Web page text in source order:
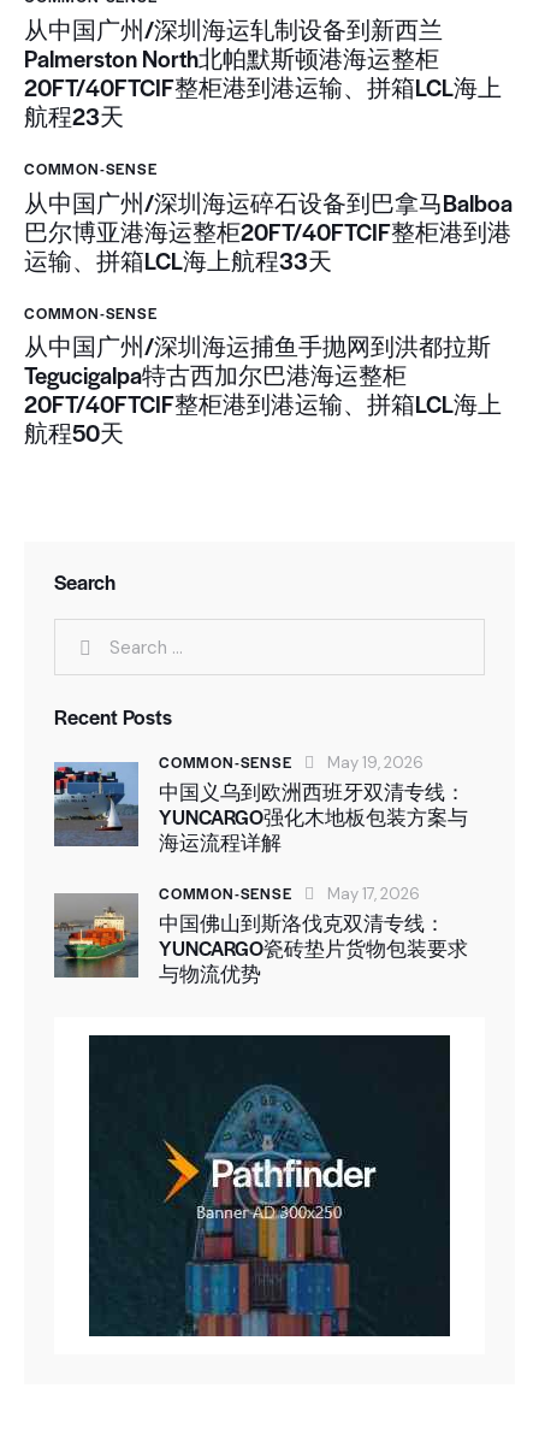
从中国广州/深圳海运轧制设备到新西兰
Palmerston North北帕默斯顿港海运整柜
20FT/40FTCIF整柜港到港运输、拼箱LCL海上
航程23天
COMMON-SENSE
从中国广州/深圳海运碎石设备到巴拿马Balboa
巴尔博亚港海运整柜20FT/40FTCIF整柜港到港
运输、拼箱LCL海上航程33天
COMMON-SENSE
从中国广州/深圳海运捕鱼手抛网到洪都拉斯
Tegucigalpa特古西加尔巴港海运整柜
20FT/40FTCIF整柜港到港运输、拼箱LCL海上
航程50天
Search
Recent Posts
COMMON-SENSE May 19, 2026
中国义乌到欧洲西班牙双清专线：
YUNCARGO强化木地板包装方案与
海运流程详解
COMMON-SENSE May 17, 2026
中国佛山到斯洛伐克双清专线：
YUNCARGO瓷砖垫片货物包装要求
与物流优势